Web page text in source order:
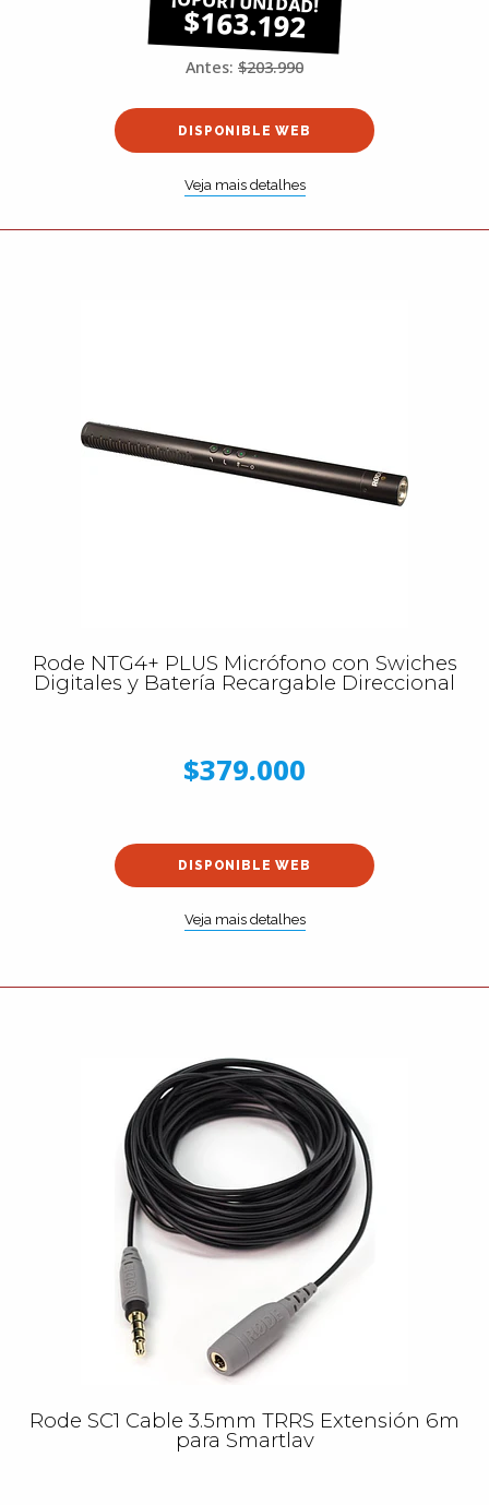
$163.192
Antes: $203.990
DISPONIBLE WEB
Veja mais detalhes
Rode NTG4+ PLUS Micrófono con Swiches
Digitales y Batería Recargable Direccional
$379.000
DISPONIBLE WEB
Veja mais detalhes
Rode SC1 Cable 3.5mm TRRS Extensión 6m
para Smartlav